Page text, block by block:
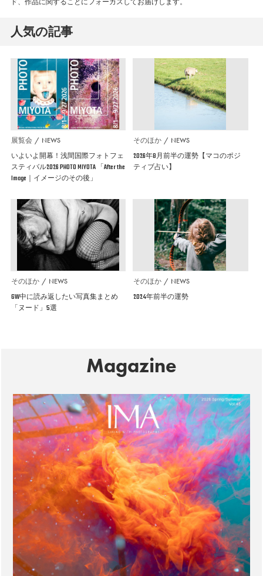
ド、作品に関することにフォーカスしてお届けします。
人気の記事
展覧会 NEWS
いよいよ開幕！浅間国際フォトフェ
スティバル2026 PHOTO MIYOTA 「After the
Image｜イメージのその後」
そのほか NEWS
2026年8月前半の運勢【マコのポジ
ティブ占い】
そのほか NEWS
GW中に読み返したい写真集まとめ
「ヌード」5選
そのほか NEWS
2024年前半の運勢
Magazine